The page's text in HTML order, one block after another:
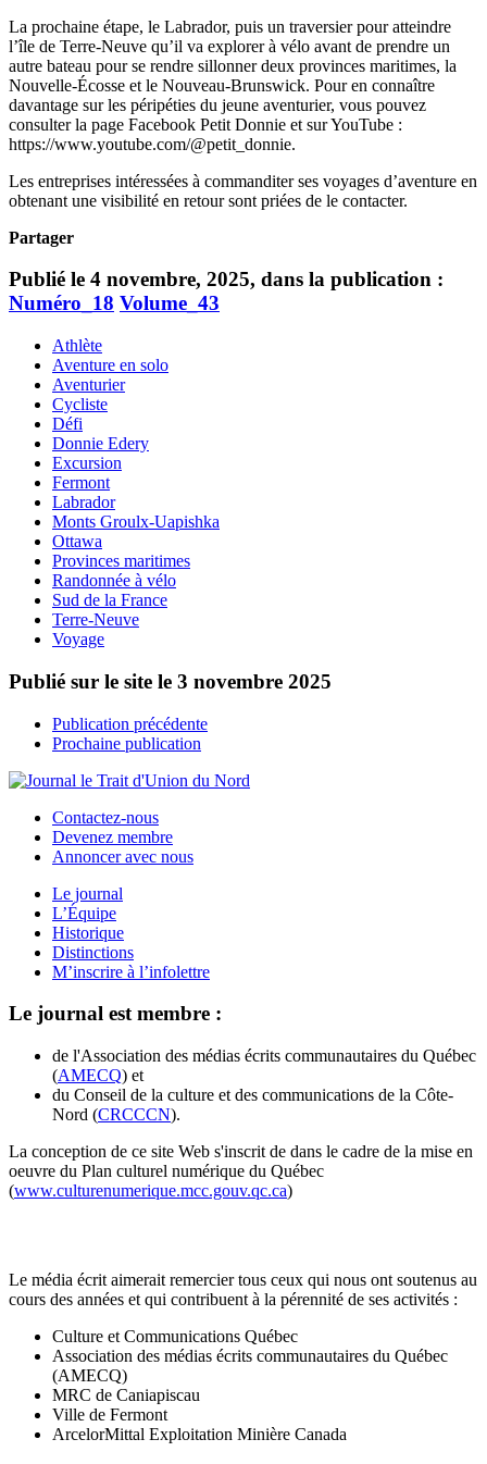
La prochaine étape, le Labrador, puis un traversier pour atteindre
l’île de Terre-Neuve qu’il va explorer à vélo avant de prendre un
autre bateau pour se rendre sillonner deux provinces maritimes, la
Nouvelle-Écosse et le Nouveau-Brunswick. Pour en connaître
davantage sur les péripéties du jeune aventurier, vous pouvez
consulter la page Facebook Petit Donnie et sur YouTube :
https://www.youtube.com/@petit_donnie.
Les entreprises intéressées à commanditer ses voyages d’aventure en
obtenant une visibilité en retour sont priées de le contacter.
Partager
Publié le 4 novembre, 2025, dans la publication :
Numéro_18 Volume_43
Athlète
Aventure en solo
Aventurier
Cycliste
Défi
Donnie Edery
Excursion
Fermont
Labrador
Monts Groulx-Uapishka
Ottawa
Provinces maritimes
Randonnée à vélo
Sud de la France
Terre-Neuve
Voyage
Publié sur le site le 3 novembre 2025
Publication précédente
Prochaine publication
Contactez-nous
Devenez membre
Annoncer avec nous
Le journal
L’Équipe
Historique
Distinctions
M’inscrire à l’infolettre
Le journal est membre :
de l'Association des médias écrits communautaires du Québec
(AMECQ) et
du Conseil de la culture et des communications de la Côte-
Nord (CRCCCN).
La conception de ce site Web s'inscrit de dans le cadre de la mise en
oeuvre du Plan culturel numérique du Québec
(www.culturenumerique.mcc.gouv.qc.ca)
Le média écrit aimerait remercier tous ceux qui nous ont soutenus au
cours des années et qui contribuent à la pérennité de ses activités :
Culture et Communications Québec
Association des médias écrits communautaires du Québec
(AMECQ)
MRC de Caniapiscau
Ville de Fermont
ArcelorMittal Exploitation Minière Canada